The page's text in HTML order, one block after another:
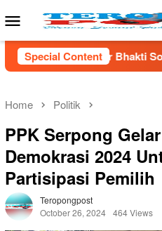
to
Mobile
Menu
Special Content
Menjelang HUT Rl Ke-
Home Politik
PPK Serpong
Demokrasi 2024
Partisipasi Pemilih
Teropongpost
October 26, 2024 464 Views